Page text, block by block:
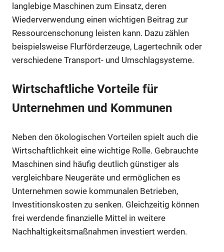
langlebige Maschinen zum Einsatz, deren
Wiederverwendung einen wichtigen Beitrag zur
Ressourcenschonung leisten kann. Dazu zählen
beispielsweise Flurförderzeuge, Lagertechnik oder
verschiedene Transport- und Umschlagsysteme.
Wirtschaftliche Vorteile für
Unternehmen und Kommunen
Neben den ökologischen Vorteilen spielt auch die
Wirtschaftlichkeit eine wichtige Rolle. Gebrauchte
Maschinen sind häufig deutlich günstiger als
vergleichbare Neugeräte und ermöglichen es
Unternehmen sowie kommunalen Betrieben,
Investitionskosten zu senken. Gleichzeitig können
frei werdende finanzielle Mittel in weitere
Nachhaltigkeitsmaßnahmen investiert werden.